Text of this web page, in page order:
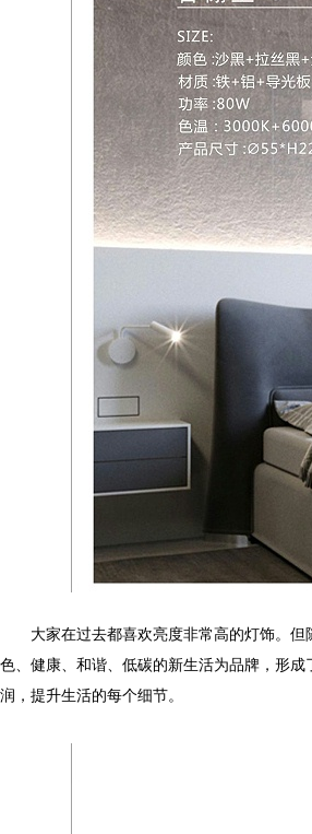
大家在过去都喜欢亮度非常高的灯饰。但
色、健康、和谐、低碳的新生活为品牌，
润，提升生活的每个细节。